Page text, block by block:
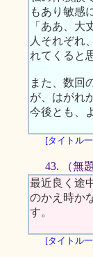
もあり敏感
「ああ、
人それぞれ
れてくると
また、数回
が、はがれ
今後とも、
[タイトル
43. （無題
最近良く途
のかえ時か
す。
[タイトル